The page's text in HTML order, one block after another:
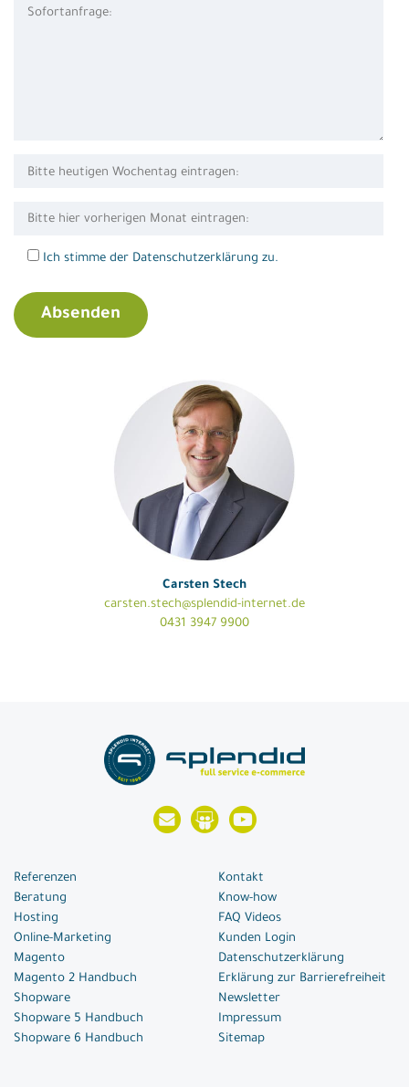
Ich stimme der Datenschutzerklärung zu.
Carsten Stech
carsten.stech@splendid-internet.de
0431 3947 9900
Referenzen
Beratung
Hosting
Online-Marketing
Magento
Magento 2 Handbuch
Shopware
Shopware 5 Handbuch
Shopware 6 Handbuch
Kontakt
Know-how
FAQ Videos
Kunden Login
Datenschutzerklärung
Erklärung zur Barrierefreiheit
Newsletter
Impressum
Sitemap